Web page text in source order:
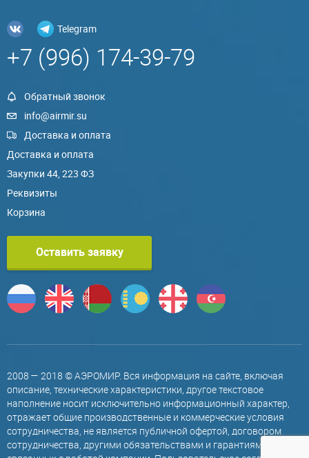
Telegram
+7 (996) 174-39-79
Обратный звонок
info@airmir.su
Доставка и оплата
Доставка и оплата
Закупки 44, 223 ФЗ
Реквизиты
Корзина
Оставить заявку
2008 — 2018 © АЭРОМИР. Вся информация на сайте, включая
описание, технические характеристики, другое текстовое
наполнение носит исключительно информационный характер,
отражает общие производственные и коммерческие условия
сотрудничества, не является публичной офертой, договором
сотрудничества, другими обязательствами и гарантиями,